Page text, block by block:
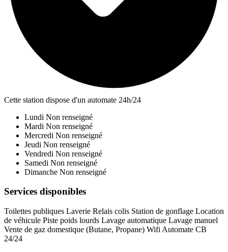
Cette station dispose d'un automate 24h/24
Lundi Non renseigné
Mardi Non renseigné
Mercredi Non renseigné
Jeudi Non renseigné
Vendredi Non renseigné
Samedi Non renseigné
Dimanche Non renseigné
Services disponibles
Toilettes publiques Laverie Relais colis Station de gonflage Location
de véhicule Piste poids lourds Lavage automatique Lavage manuel
Vente de gaz domestique (Butane, Propane) Wifi Automate CB
24/24